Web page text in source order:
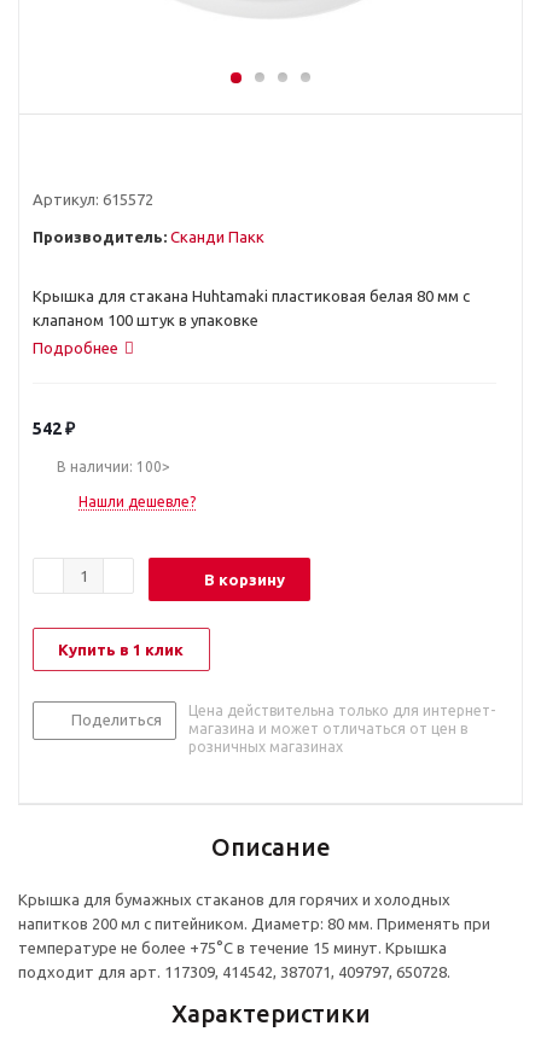
Артикул: 615572
Производитель: Сканди Пакк
Крышка для стакана Huhtamaki пластиковая белая 80 мм с
клапаном 100 штук в упаковке
Подробнее
542₽
В наличии: 100>
Нашли дешевле?
В корзину
Купить в 1 клик
Поделиться
Цена действительна только для интернет-
магазина и может отличаться от цен в
розничных магазинах
Описание
Крышка для бумажных стаканов для горячих и холодных
напитков 200 мл с питейником. Диаметр: 80 мм. Применять при
температуре не более +75°С в течение 15 минут. Крышка
подходит для арт. 117309, 414542, 387071, 409797, 650728.
Характеристики